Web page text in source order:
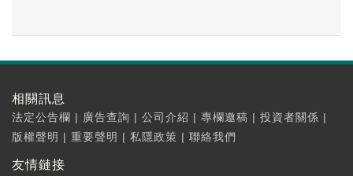
相關訊息
法定公告欄 | 廣告查詢 | 公司介紹 | 專欄邀稿 | 投資者關係 |
版權聲明 | 重要聲明 | 私隱政策 | 聯絡我們
友情鏈接